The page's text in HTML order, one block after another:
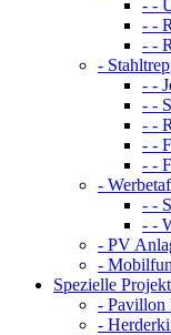
- -
- -
- -
-
- -
- -
- -
- -
- -
-
- -
- -
- PV
-
Spezielle
- Pavillon
-